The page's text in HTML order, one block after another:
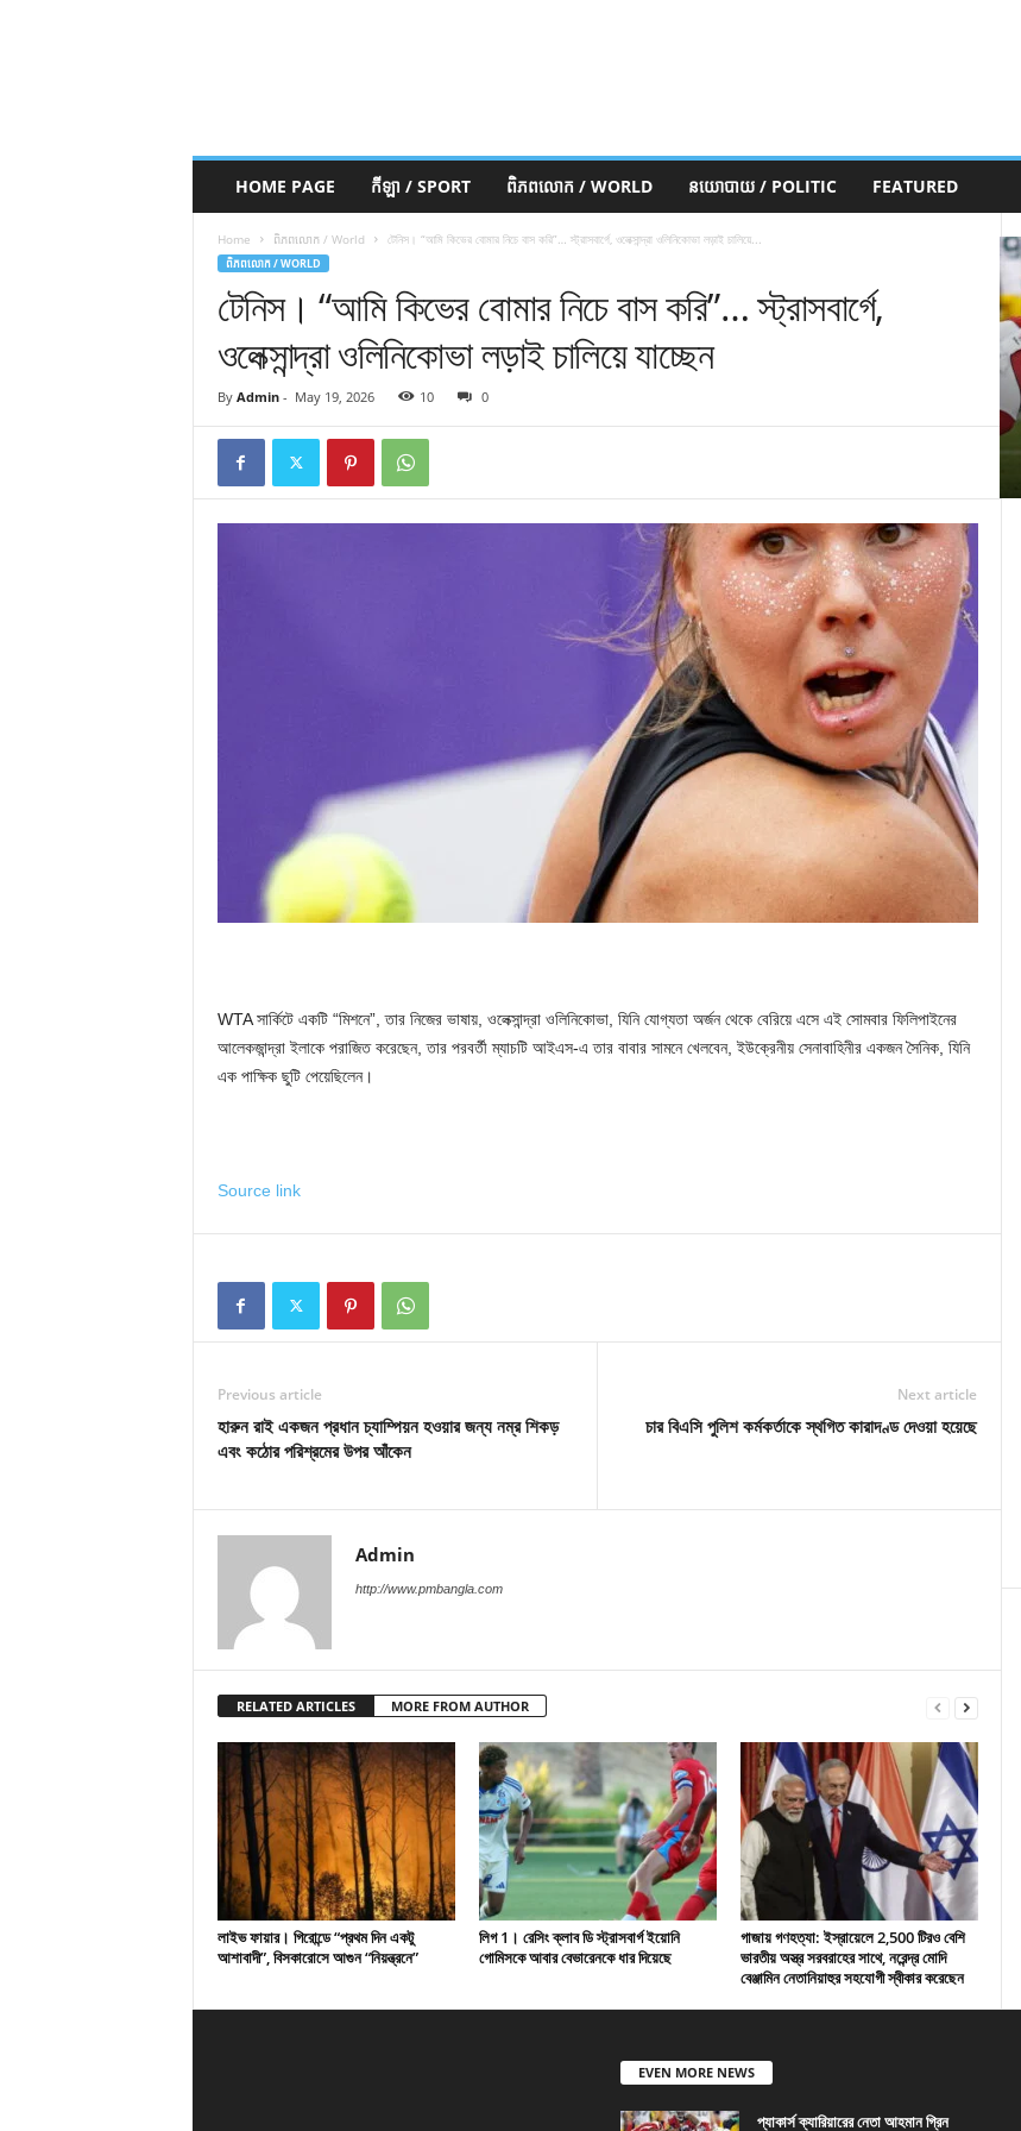
HOME PAGE កីឡា / SPORT ពិភពលោក / WORLD នយោបាយ / POLITIC FEATURED
Home ពិភពលោក / World টেনিস। “আমি কিভের বোমার নিচে বাস করি”… স্ট্রাসবার্গে, ওলেক্সান্দ্রা ওলিনিকোভা লড়াই চালিয়ে...
ពិភពលោក / WORLD
টেনিস। “আমি কিভের বোমার নিচে বাস করি”… স্ট্রাসবার্গে,
ওলেক্সান্দ্রা ওলিনিকোভা লড়াই চালিয়ে যাচ্ছেন
By Admin- May 19, 2026 10 0
WTA সার্কিটে একটি “মিশনে”, তার নিজের ভাষায়, ওলেক্সান্দ্রা ওলিনিকোভা, যিনি যোগ্যতা অর্জন থেকে বেরিয়ে এসে এই সোমবার ফিলিপাইনের
আলেকজান্দ্রা ইলাকে পরাজিত করেছেন, তার পরবর্তী ম্যাচটি আইএস-এ তার বাবার সামনে খেলবেন, ইউক্রেনীয় সেনাবাহিনীর একজন সৈনিক, যিনি
এক পাক্ষিক ছুটি পেয়েছিলেন।
Source link
Previous article
হারুন রাই একজন প্রধান চ্যাম্পিয়ন হওয়ার জন্য নম্র শিকড়
এবং কঠোর পরিশ্রমের উপর আঁকেন
Next article
চার বিএসি পুলিশ কর্মকর্তাকে স্থগিত কারাদণ্ড দেওয়া হয়েছে
Admin
http://www.pmbangla.com
RELATED ARTICLES MORE FROM AUTHOR
লাইভ ফায়ার। গিরোন্ডে “প্রথম দিন একটু
আশাবাদী”, বিসকারোসে আগুন “নিয়ন্ত্রনে”
লিগ 1। রেসিং ক্লাব ডি স্ট্রাসবার্গ ইয়োনি
গোমিসকে আবার বেভারেনকে ধার দিয়েছে
গাজায় গণহত্যা: ইস্রায়েলে 2,500 টিরও বেশি
ভারতীয় অস্ত্র সরবরাহের সাথে, নরেন্দ্র মোদি
বেঞ্জামিন নেতানিয়াহুর সহযোগী স্বীকার করেছেন
EVEN MORE NEWS
প্যাকার্স ক্যারিয়ারের নেতা আহমান গ্রিন